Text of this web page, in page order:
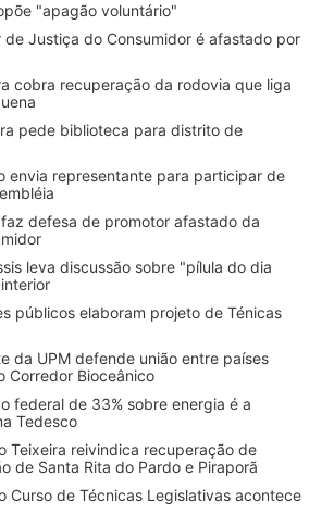
"apagão voluntário"
de Justiça do Consumidor é afastado por
cobra recuperação da rodovia que liga
pede biblioteca para distrito de
envia representante para participar de
defesa de promotor afastado da
leva discussão sobre "pílula do dia
públicos elaboram projeto de Ténicas
da UPM defende união entre países
Corredor Bioceânico
federal de 33% sobre energia é a
Tedesco
Teixeira reivindica recuperação de
de Santa Rita do Pardo e Piraporã
Curso de Técnicas Legislativas acontece